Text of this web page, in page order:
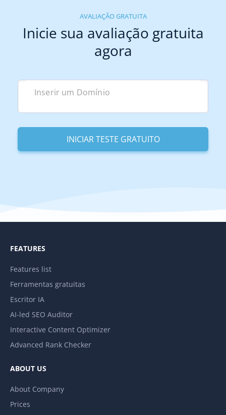
AVALIAÇÃO GRATUITA
Inicie sua avaliação gratuita
agora
FEATURES
Features list
Ferramentas gratuitas
Escritor IA
AI-led SEO Auditor
Interactive Content Optimizer
Advanced Rank Checker
ABOUT US
About Company
Prices